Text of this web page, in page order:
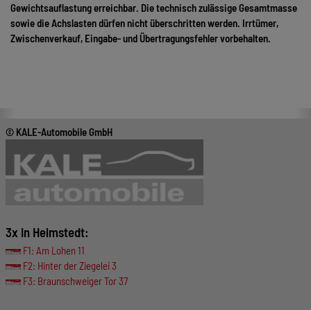
Gewichtsauflastung erreichbar. Die technisch zulässige Gesamtmasse
sowie die Achslasten dürfen nicht überschritten werden. Irrtümer,
Zwischenverkauf, Eingabe- und Übertragungsfehler vorbehalten.
© KALE-Automobile GmbH
3x in Helmstedt:
F1: Am Lohen 11
F2: Hinter der Ziegelei 3
F3: Braunschweiger Tor 37